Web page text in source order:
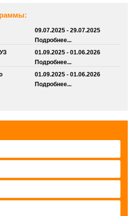
09.07.2025 - 29.07.2025
Подробнее...
01.09.2025 - 01.06.2026
Подробнее...
01.09.2025 - 01.06.2026
Подробнее...